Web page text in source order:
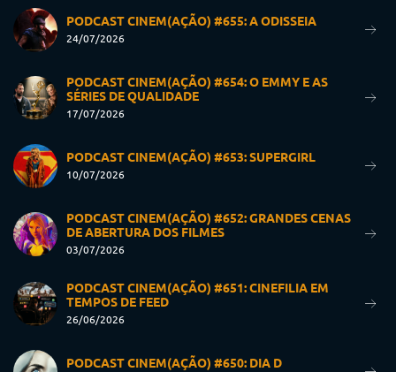
PODCAST CINEM(AÇÃO) #655: A ODISSEIA
24/07/2026
PODCAST CINEM(AÇÃO) #654: O EMMY E AS
SÉRIES DE QUALIDADE
17/07/2026
PODCAST CINEM(AÇÃO) #653: SUPERGIRL
10/07/2026
PODCAST CINEM(AÇÃO) #652: GRANDES CENAS
DE ABERTURA DOS FILMES
03/07/2026
PODCAST CINEM(AÇÃO) #651: CINEFILIA EM
TEMPOS DE FEED
26/06/2026
PODCAST CINEM(AÇÃO) #650: DIA D